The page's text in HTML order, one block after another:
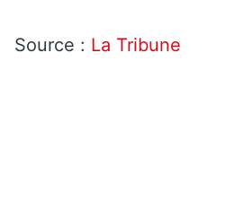
Source : La Tribune